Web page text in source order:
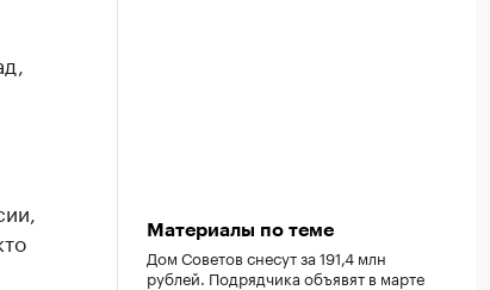
Материалы по теме
Дом Советов снесут за 191,4 млн
рублей. Подрядчика объявят в марте